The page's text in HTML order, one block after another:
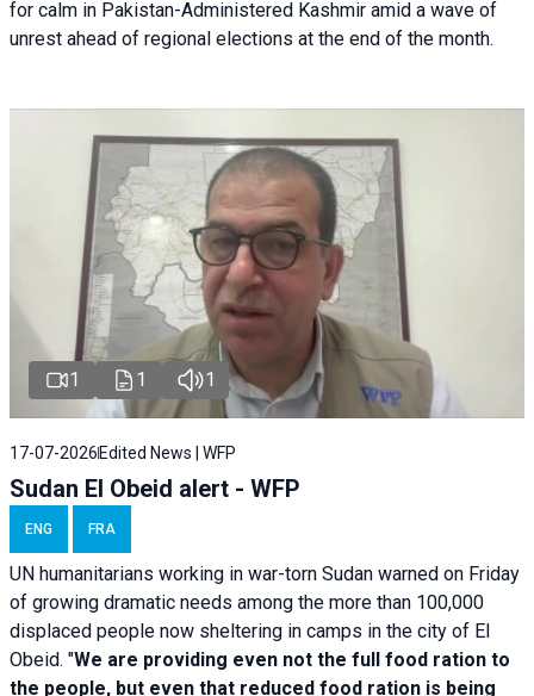
for calm in Pakistan-Administered Kashmir amid a wave of
unrest ahead of regional elections at the end of the month.
1 1 1
17-07-2026 Edited News | WFP
Sudan El Obeid alert - WFP
ENG FRA
UN humanitarians working in war-torn Sudan warned on Friday
of growing dramatic needs among the more than 100,000
displaced people now sheltering in camps in the city of El
Obeid. "We are providing even not the full food ration to
the people, but even that reduced food ration is being